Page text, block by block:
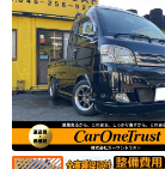
車